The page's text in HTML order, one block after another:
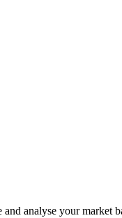
analyse your market